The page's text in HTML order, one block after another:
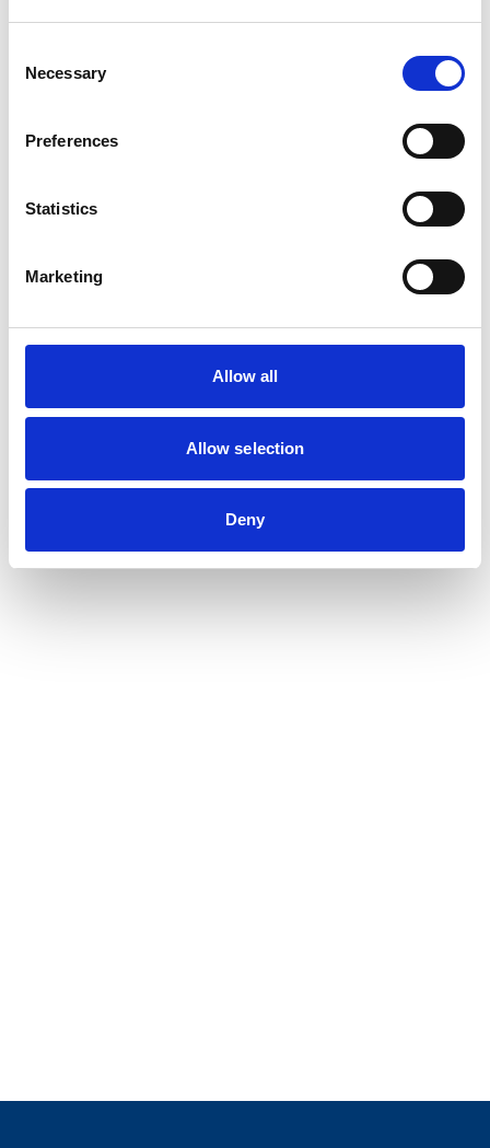
Selection
Necessary
Preferences
Statistics
Marketing
Allow all
Allow selection
Deny